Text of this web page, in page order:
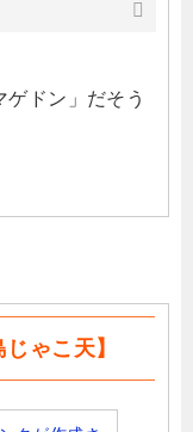
ドン」だそう
ゃこ天】